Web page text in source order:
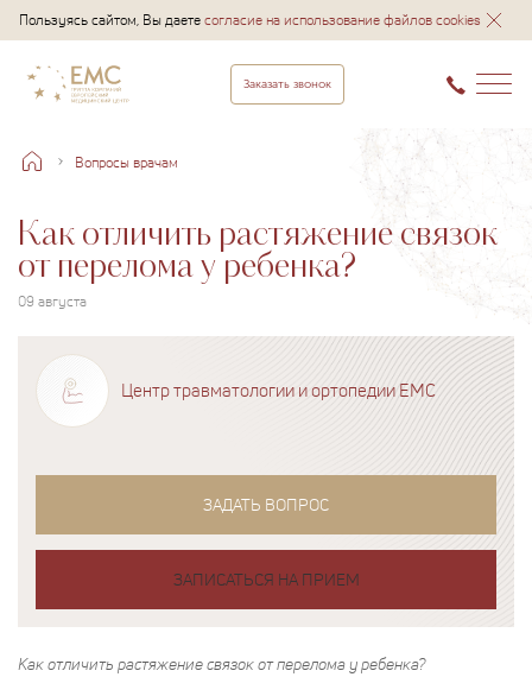
Пользуясь сайтом, Вы даетесогласие на использование файлов cookies
Заказать звонок
Вопросы врачам
Как отличить растяжение связок
от перелома у ребенка?
09 августа
Центр травматологии и ортопедии EMC
ЗАДАТЬ ВОПРОС
ЗАПИСАТЬСЯ НА ПРИЕМ
Как отличить растяжение связок от перелома у ребенка?